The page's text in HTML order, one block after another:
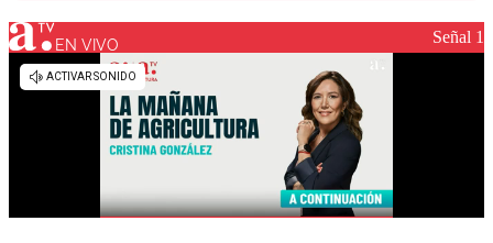
Los comentarios son moderados para garantizar un
diálogo respetuoso.
EN VIVO Señal 1